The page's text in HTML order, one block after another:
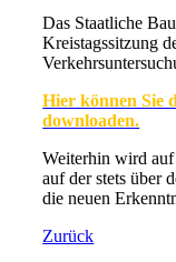
Das Staatliche
Kreistagssitzung
Hier können Sie
downloaden.
Weiterhin wird auf
auf der stets über
die neuen
Zurück